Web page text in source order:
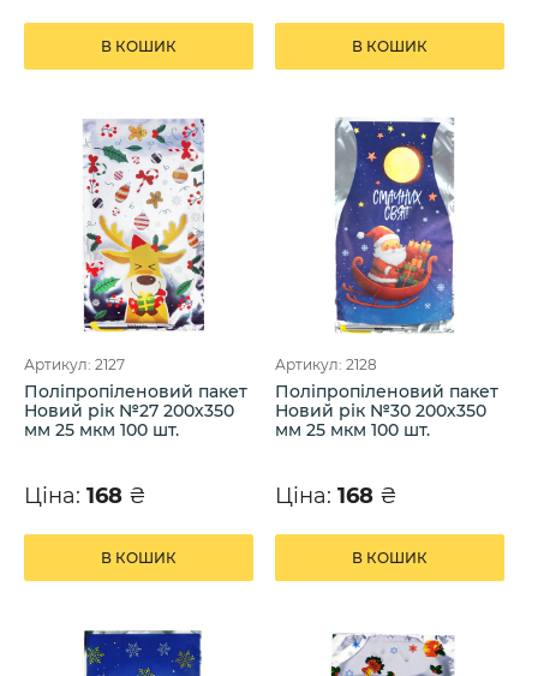
В КОШИК В КОШИК
Артикул: 2127
Поліпропіленовий пакет
Новий рік №27 200х350
мм 25 мкм 100 шт.
Ціна: 168 ₴
В КОШИК
Артикул: 2128
Поліпропіленовий пакет
Новий рік №30 200х350
мм 25 мкм 100 шт.
Ціна: 168 ₴
В КОШИК